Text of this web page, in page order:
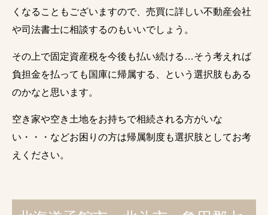
くなることもございますので、売買に詳しい不動産会社
や司法書士に相談するのもいいでしょう。
その上で固定資産税を今後も払い続ける…そう考えれば
負担金を払っても国庫に帰属する、という選択肢もある
のかなと思います。
空き家や空き土地をお持ちで相続される方がいな
い・・・などお困りの方は帰属制度も選択肢としてお考
えください。